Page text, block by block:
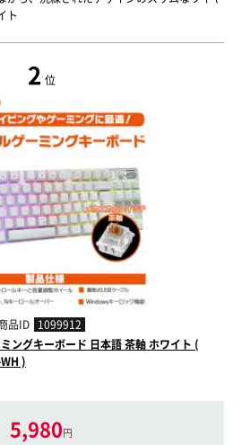
ト
2 位
品ID 1099912
ングキーボード 日本語 茶軸 ホワイト (
)
5,980円